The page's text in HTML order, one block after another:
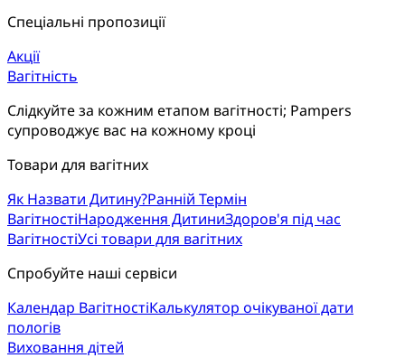
Спеціальні пропозиції
Акції
Вагітність
Слідкуйте за кожним етапом вагітності; Pampers
супроводжує вас на кожному кроці
Товари для вагітних
Як Назвати Дитину?Ранній Термін
ВагітностіНародження ДитиниЗдоров'я під час
ВагітностіУсі товари для вагітних
Спробуйте наші сервіси
Календар ВагітностіКалькулятор очікуваної дати
пологів
Виховання дітей